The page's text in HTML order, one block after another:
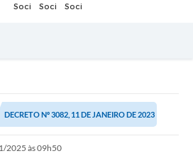
DECRETO Nº 3082, 11 DE JANEIRO DE 2023
2025 às 09h50